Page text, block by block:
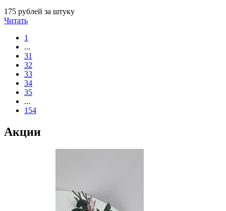
175 рублей за штуку
Читать
1
...
31
32
33
34
35
...
154
Акции